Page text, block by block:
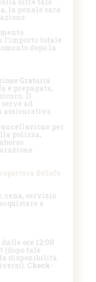
la penale sarà
l’importo totale
dopo la
Gratuita
è prepagata,
Il
ad
assicurativa
per
polizza,
BeSafe
cena, servizio
a
dalle ore 12:00
(dopo tale
disponibilità
Check-